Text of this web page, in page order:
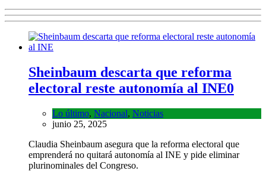
Sheinbaum descarta que reforma
electoral reste autonomía al INE0
Lo último, Nacional, Noticias
junio 25, 2025
Claudia Sheinbaum asegura que la reforma electoral que
emprenderá no quitará autonomía al INE y pide eliminar
plurinominales del Congreso.